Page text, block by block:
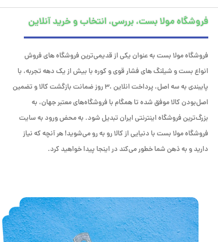
فروشگاه مولا بست، بررسی، انتخاب و خرید آنلاین
فروشگاه مولا بست به عنوان یکی از قدیمی‌ترین فروشگاه های فروش
انواع بست و شیلنگ های فشار قوی و کوره با بیش از یک دهه تجربه، با
پایبندی به سه اصل، پرداخت انلاین ،۳ روز ضمانت بازگشت کالا و تضمین
اصل‌بودن کالا موفق شده تا همگام با فروشگاه‌های معتبر جهان، به
بزرگ‌ترین فروشگاه اینترنتی ایران تبدیل شود. به محض ورود به سایت
فروشگاه مولا بست با دنیایی از کالا رو به رو می‌شوید! هر آنچه که نیاز
دارید و به ذهن شما خطور می‌کند در اینجا پیدا خواهید کرد.